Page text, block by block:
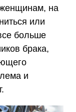
на
или
больше
брака,
и